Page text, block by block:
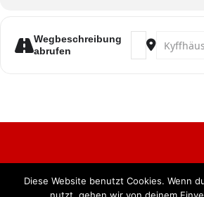
Wegbeschreibung
abrufen
Address -
Alle Rechte vorbehalten. BKB Verlag
Diese Website benutzt Cookies. Wenn